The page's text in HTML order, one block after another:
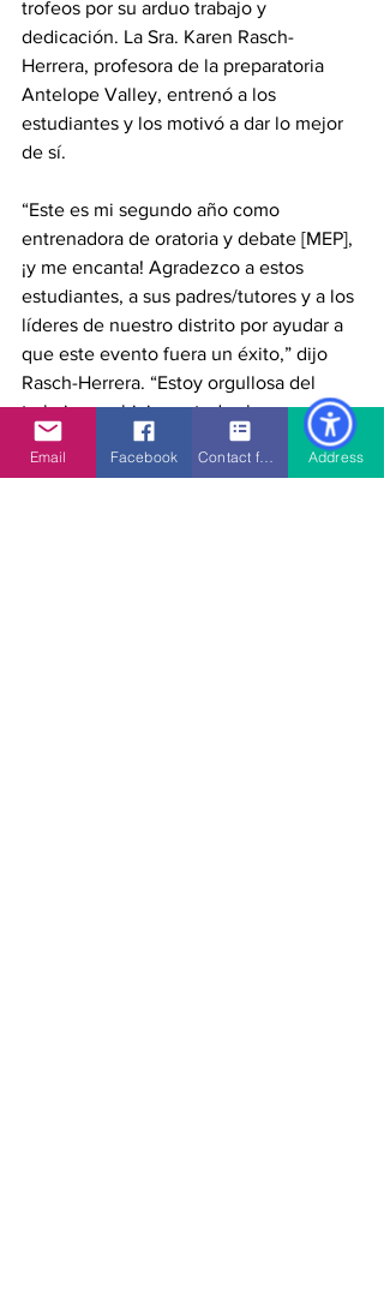
trofeos por su arduo trabajo y
dedicación. La Sra. Karen Rasch-
Herrera, profesora de la preparatoria
Antelope Valley, entrenó a los
estudiantes y los motivó a dar lo mejor
de sí.
“Este es mi segundo año como
entrenadora de oratoria y debate [MEP],
¡y me encanta! Agradezco a estos
estudiantes, a sus padres/tutores y a los
líderes de nuestro distrito por ayudar a
que este evento fuera un éxito,” dijo
Rasch-Herrera. “Estoy orgullosa del
trabajo que hicieron todos los
estudiantes y espero con ansias
competir a nivel estatal en mayo y
Email Facebook Contact form Address